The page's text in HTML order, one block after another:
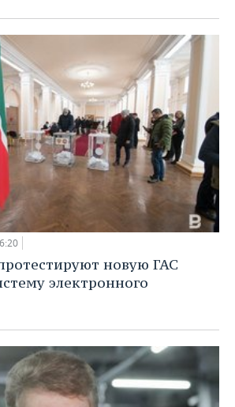
новую ГАС
электронного